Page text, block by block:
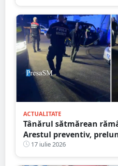
ACTUALITATE
Tânărul sătmărean
Arestul preventiv,
zile în dosarul morții de
Mare
17 iulie 2026